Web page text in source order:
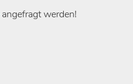
angefragt werden!